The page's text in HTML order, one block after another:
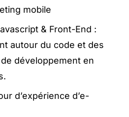
mobile
& Front-End :
autour du code et des
développement en
d’expérience d’e-